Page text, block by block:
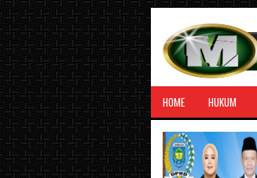
HOME HUKUM